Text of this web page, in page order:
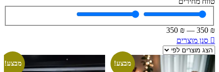
₪
350
—
₪
350
סנן מוצרים
מבצע! מבצע!